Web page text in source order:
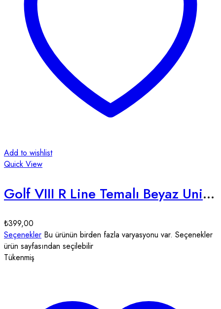
Add to wishlist
Quick View
Golf VIII R Line Temalı Beyaz Unisex Tişört
₺399,00
Seçenekler Bu ürünün birden fazla varyasyonu var. Seçenekler
ürün sayfasından seçilebilir
Tükenmiş